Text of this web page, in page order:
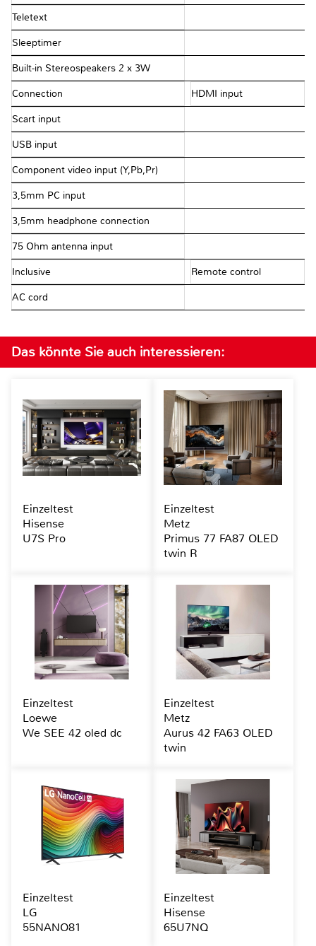
Teletext
Sleeptimer
Built-in Stereospeakers 2 x 3W
Connection HDMI input
Scart input
USB input
Component video input (Y,Pb,Pr)
3,5mm PC input
3,5mm headphone connection
75 Ohm antenna input
Inclusive Remote control
AC cord
Das könnte Sie auch interessieren:
Einzeltest
Hisense
U7S Pro
Einzeltest
Metz
Primus 77 FA87 OLED
twin R
Einzeltest
Loewe
We SEE 42 oled dc
Einzeltest
Metz
Aurus 42 FA63 OLED
twin
Einzeltest
LG
55NANO81
Einzeltest
Hisense
65U7NQ